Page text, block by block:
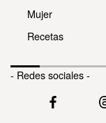
Mujer
Recetas
- Redes sociales -